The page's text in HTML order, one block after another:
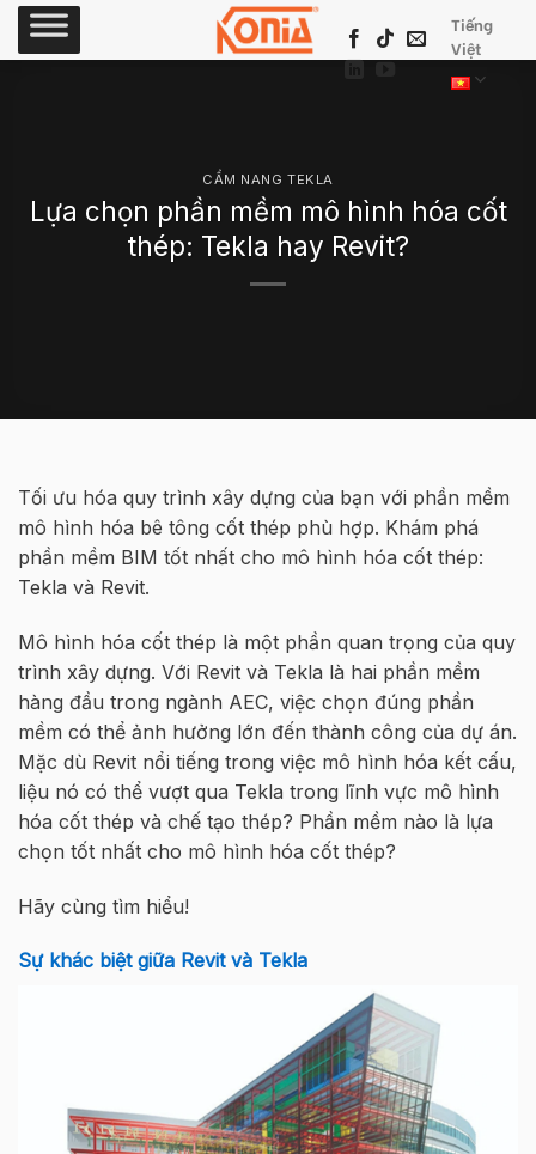
Skip
Tiếng
Việt
CẨM NANG TEKLA
Lựa chọn phần mềm mô hình hóa cốt
thép: Tekla hay Revit?
Tối ưu hóa quy trình xây dựng của bạn với phần mềm
mô hình hóa bê tông cốt thép phù hợp. Khám phá
phần mềm BIM tốt nhất cho mô hình hóa cốt thép:
Tekla và Revit.
Mô hình hóa cốt thép là một phần quan trọng của quy
trình xây dựng. Với Revit và Tekla là hai phần mềm
hàng đầu trong ngành AEC, việc chọn đúng phần
mềm có thể ảnh hưởng lớn đến thành công của dự án.
Mặc dù Revit nổi tiếng trong việc mô hình hóa kết cấu,
liệu nó có thể vượt qua Tekla trong lĩnh vực mô hình
hóa cốt thép và chế tạo thép? Phần mềm nào là lựa
chọn tốt nhất cho mô hình hóa cốt thép?
Hãy cùng tìm hiểu!
Sự khác biệt giữa Revit và Tekla